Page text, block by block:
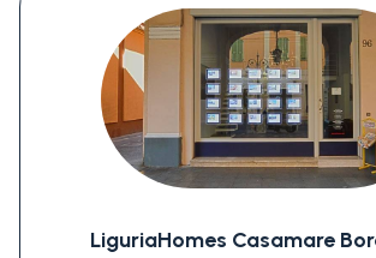
LiguriaHomes Casamare